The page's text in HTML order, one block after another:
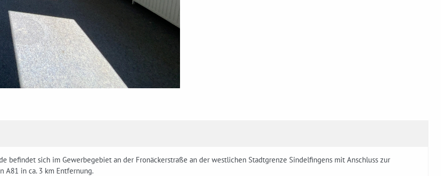
befindet sich im Gewerbegebiet an der Fronäckerstraße an der westlichen Stadtgrenze Sindelfingens mit Anschluss zur
A81 in ca. 3 km Entfernung.